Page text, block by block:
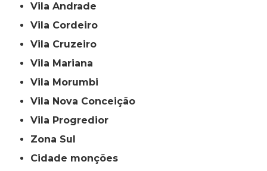
Vila Andrade
Vila Cordeiro
Vila Cruzeiro
Vila Mariana
Vila Morumbi
Vila Nova Conceição
Vila Progredior
Zona Sul
cidade monções